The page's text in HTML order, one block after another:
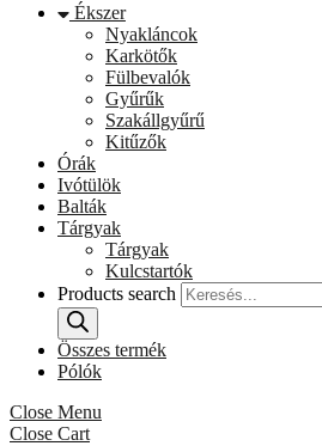
Ékszer
Nyakláncok
Karkötők
Fülbevalók
Gyűrűk
Szakállgyűrű
Kitűzők
Órák
Ivótülök
Balták
Tárgyak
Tárgyak
Kulcstartók
Products search
Összes termék
Pólók
Close Menu
Close Cart
Kézműves viking
Mjölnir ékszerek